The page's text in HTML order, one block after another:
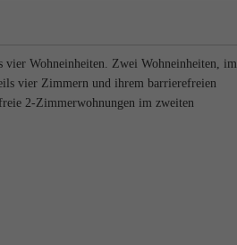
vier Wohneinheiten. Zwei Wohneinheiten, im
vier Zimmern und ihrem barrierefreien
2-Zimmerwohnungen im zweiten